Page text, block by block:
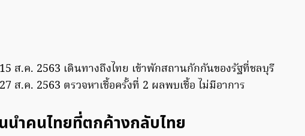
ส.ค. 2563 เดินทางถึงไทย เข้าพักสถานกักกันของรัฐที่ชลบุรี
ส.ค. 2563 ตรวจหาเชื้อครั้งที่ 2 ผลพบเชื้อ ไม่มีอาการ
นำคนไทยที่ตกค้างกลับไทย